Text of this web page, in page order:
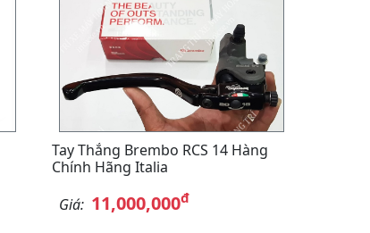
Tay Thắng Brembo RCS 14 Hàng
Chính Hãng Italia
Giá: 11,000,000đ